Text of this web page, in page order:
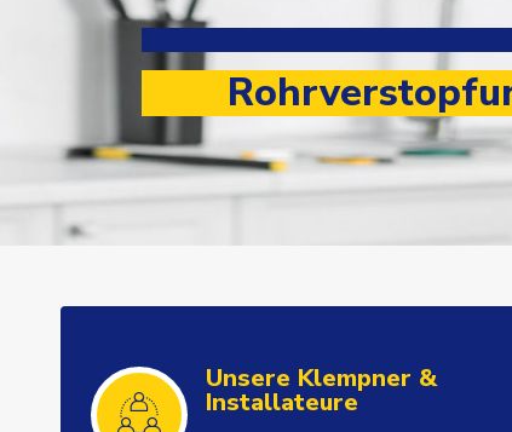
Unsere Klempner &
Installateure